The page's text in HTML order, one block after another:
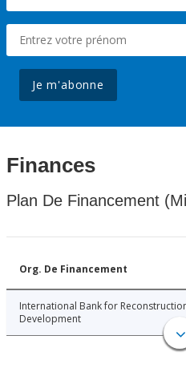
Je m'abonne
Finances
Plan De Financement
Org. De Financement
International Bank for
Development